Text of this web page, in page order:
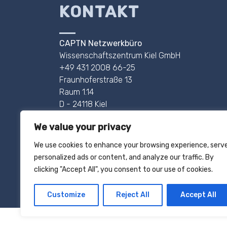
We value your privacy
We use cookies to enhance your browsing experience,
personalized ads or content, and analyze our traffic. By
clicking "Accept All", you consent to our use of cookies.
Customize Reject All Accept All
KONTAKT
CAPTN Netzwerkbüro
Wissenschaftszentrum Kiel GmbH
+49 431 2008 66-25
Fraunhoferstraße 13
Raum 1.14
D - 24118 Kiel
AHOI@CAPTN.SH
IMPRESSUM